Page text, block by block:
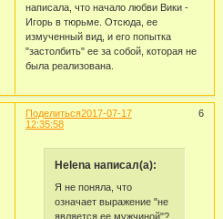
написала, что начало любви Вики -
Игорь в тюрьме. Отсюда, ее
измученный вид, и его попытка
"застолбить" ее за собой, которая не
была реализована.
Поделиться 6
2017-07-17
12:35:58
Helena написал(а):
Я не поняла, что
означает выражение "не
является ее мужчиной"?.